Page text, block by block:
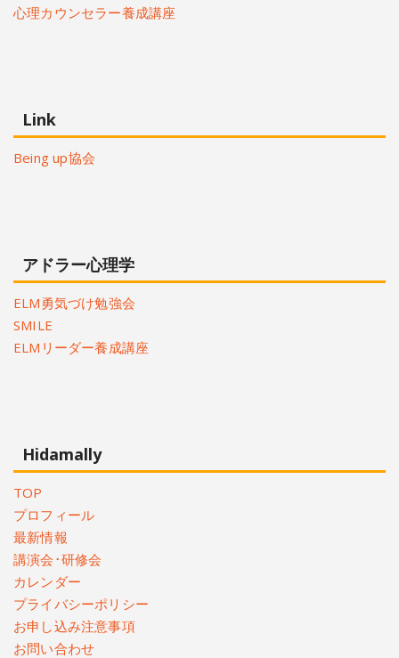
心理カウンセラー養成講座
Link
Being up協会
アドラー心理学
ELM勇気づけ勉強会
SMILE
ELMリーダー養成講座
Hidamally
TOP
プロフィール
最新情報
講演会･研修会
カレンダー
プライバシーポリシー
お申し込み注意事項
お問い合わせ